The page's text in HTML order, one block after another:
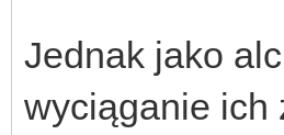
Jednak jako
wyciąganie ich